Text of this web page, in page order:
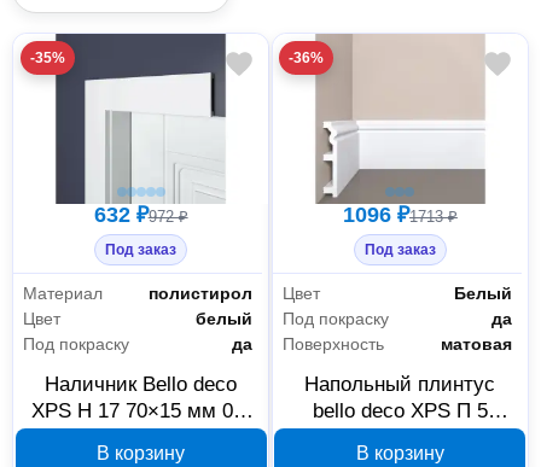
-35%
632 ₽972 ₽
Под заказ
Материал
полистирол
Цвет
белый
Под покраску
да
Наличник Bello deco
XPS Н 17 70×15 мм 00-
В корзину
-36%
1096 ₽1713 ₽
Под заказ
Цвет
Белый
Под покраску
да
Поверхность
матовая
Напольный плинтус
bello deco XPS П 5
В корзину